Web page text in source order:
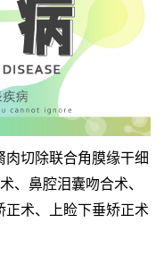
切除联合角膜缘干细
、鼻腔泪囊吻合术、
正术、上睑下垂矫正术